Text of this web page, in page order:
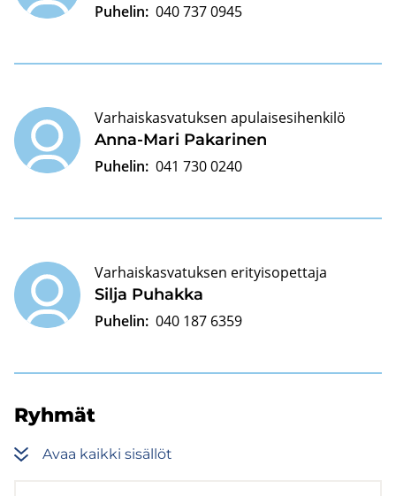
Puhelin: 040 737 0945
Anna-​Mari Pa­ka­ri­nen
Varhaiskasvatuksen apulaisesihenkilö
Puhelin: 041 730 0240
Silja Pu­hak­ka
Varhaiskasvatuksen erityisopettaja
Puhelin: 040 187 6359
Ryh­mät
Avaa kaik­ki si­säl­löt